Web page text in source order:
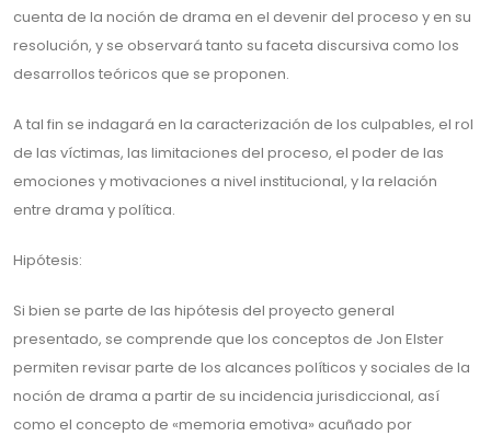
cuenta de la noción de drama en el devenir del proceso y en su
resolución, y se observará tanto su faceta discursiva como los
desarrollos teóricos que se proponen.
A tal fin se indagará en la caracterización de los culpables, el rol
de las víctimas, las limitaciones del proceso, el poder de las
emociones y motivaciones a nivel institucional, y la relación
entre drama y política.
Hipótesis:
Si bien se parte de las hipótesis del proyecto general
presentado, se comprende que los conceptos de Jon Elster
permiten revisar parte de los alcances políticos y sociales de la
noción de drama a partir de su incidencia jurisdiccional, así
como el concepto de «memoria emotiva» acuñado por